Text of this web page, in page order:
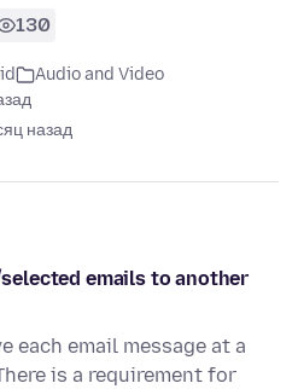
130
Audio and Video
назад
emails to another
each email message at a
is a requirement for